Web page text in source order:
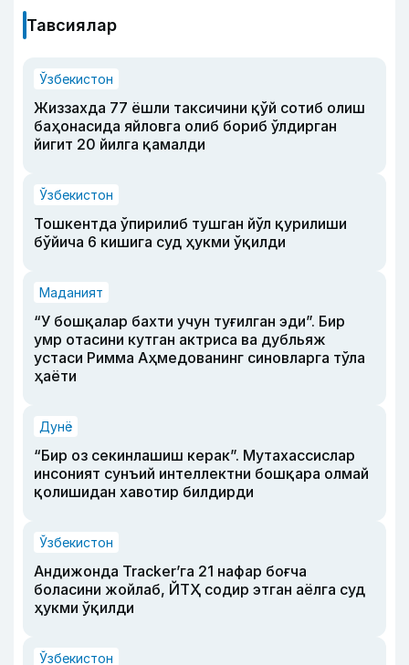
Тавсиялар
Ўзбекистон
Жиззахда 77 ёшли таксичини қўй сотиб олиш
баҳонасида яйловга олиб бориб ўлдирган
йигит 20 йилга қамалди
Ўзбекистон
Тошкентда ўпирилиб тушган йўл қурилиши
бўйича 6 кишига суд ҳукми ўқилди
Маданият
“У бошқалар бахти учун туғилган эди”. Бир
умр отасини кутган актриса ва дубльяж
устаси Римма Аҳмедованинг синовларга тўла
ҳаёти
Дунё
“Бир оз секинлашиш керак”. Мутахассислар
инсоният сунъий интеллектни бошқара олмай
қолишидан хавотир билдирди
Ўзбекистон
Андижонда Tracker’га 21 нафар боғча
боласини жойлаб, ЙТҲ содир этган аёлга суд
ҳукми ўқилди
Ўзбекистон